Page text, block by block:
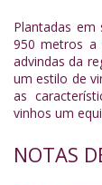
Plantadas
950 metros a
advindas da
um estilo de
as
vinhos um
NOTAS